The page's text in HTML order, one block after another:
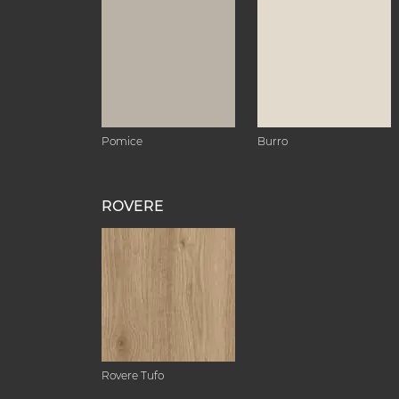
Pomice Burro
ROVERE
Rovere Tufo